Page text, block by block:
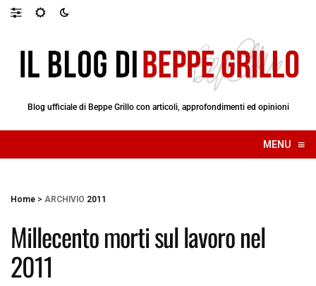
Blog ufficiale di Beppe Grillo con articoli, approfondimenti ed opinioni
MENU ≡
☰
Home > ARCHIVIO 2011
Millecento morti sul lavoro nel
2011